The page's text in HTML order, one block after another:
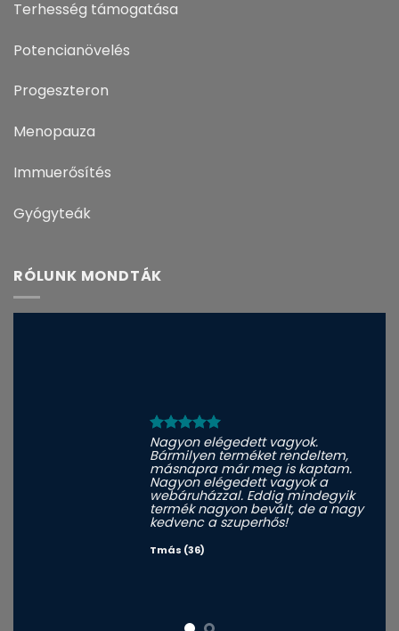
Terhesség támogatása
Potencianövelés
Progeszteron
Menopauza
Immuerősítés
Gyógyteák
RÓLUNK MONDTÁK
Nagyon elégedett vagyok.
Bármilyen terméket rendeltem,
másnapra már meg is kaptam.
Nagyon elégedett vagyok a
webáruházzal. Eddig mindegyik
termék nagyon bevált, de a nagy
kedvenc a szuperhős!
Tmás (36)